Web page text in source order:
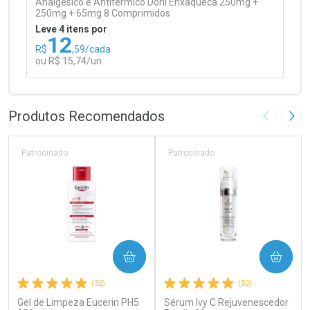
250mg + 65mg 8 Comprimidos
Leve 4 itens por
R$12,59/cada
ou R$ 15,74/un
Laboratório
Ativar Desconto
Comprar sem Desconto
Por R$ 15,74/cada
Por Menos
Comprar sem Desconto
Por R$ 15,74/cada
Produtos Recomendados Imagem
(32)
Gel de Limpeza Eucerin PH5
Patrocinado
COMPRAR
(52)
Sérum Ivy C Rejuvenescedor
Patrocinado
COMPRAR